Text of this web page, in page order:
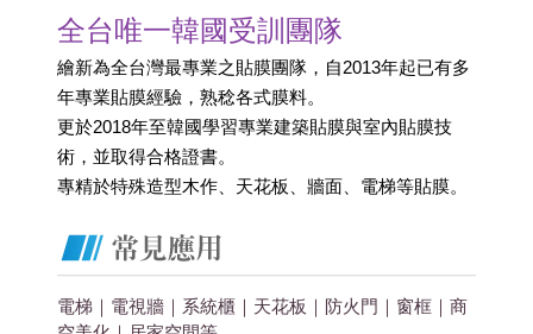
全台唯一韓國受訓團隊
繪新為全台灣最專業之貼膜團隊，自2013年起已有多
年專業貼膜經驗，熟稔各式膜料。
更於2018年至韓國學習專業建築貼膜與室內貼膜技
術，並取得合格證書。
專精於特殊造型木作、天花板、牆面、電梯等貼膜。
電梯｜電視牆｜系統櫃｜天花板｜防火門｜窗框｜商